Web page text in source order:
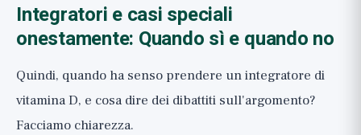
Integratori e casi speciali
onestamente: Quando sì e quando no
Quindi, quando ha senso prendere un integratore di
vitamina D, e cosa dire dei dibattiti sull'argomento?
Facciamo chiarezza.